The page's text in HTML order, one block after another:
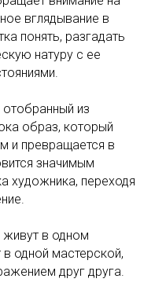
вглядывание в
понять, разгадать
натуру с ее
из
образ, который
и превращается в
значимым
художника, переходя
живут в одном
одной мастерской,
друг друга.